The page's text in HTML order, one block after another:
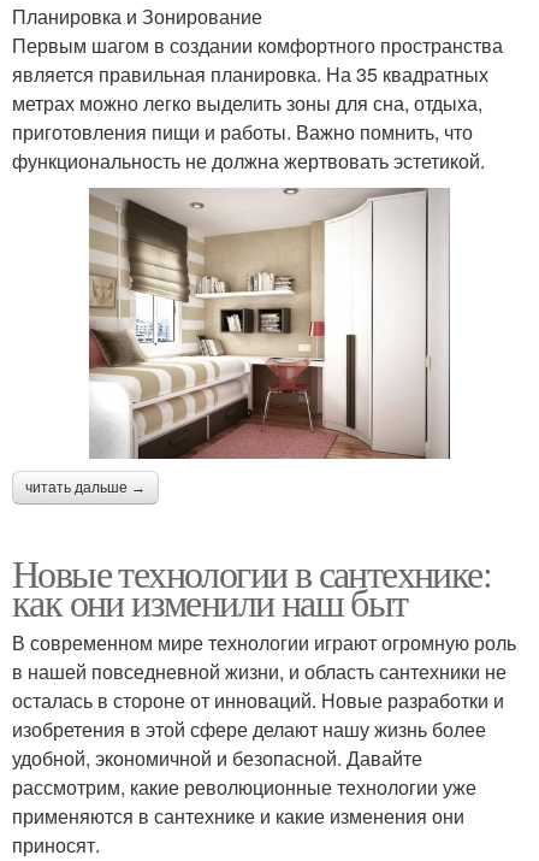
Планировка и Зонирование
Первым шагом в создании комфортного пространства
является правильная планировка. На 35 квадратных
метрах можно легко выделить зоны для сна, отдыха,
приготовления пищи и работы. Важно помнить, что
функциональность не должна жертвовать эстетикой.
читать дальше →
Новые технологии в сантехнике:
как они изменили наш быт
В современном мире технологии играют огромную роль
в нашей повседневной жизни, и область сантехники не
осталась в стороне от инноваций. Новые разработки и
изобретения в этой сфере делают нашу жизнь более
удобной, экономичной и безопасной. Давайте
рассмотрим, какие революционные технологии уже
применяются в сантехнике и какие изменения они
приносят.